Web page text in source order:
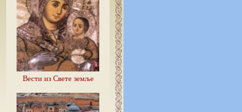
Вести из Свете земље